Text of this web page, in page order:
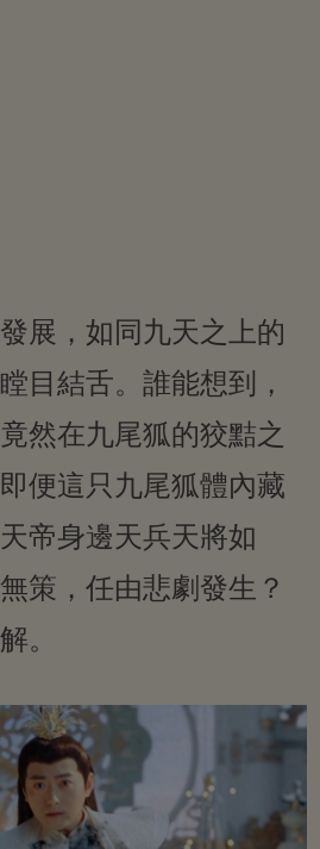
展，如同九天之上的
目結舌。誰能想到，
然在九尾狐的狡黠之
便這只九尾狐體內藏
帝身邊天兵天將如
策，任由悲劇發生？
。